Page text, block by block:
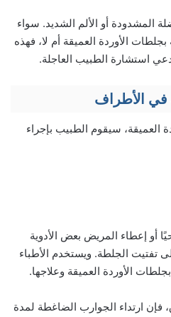
المشدودة أو الألم الشديد. سواء
الأوردة العميقة أم لا، فهذه
استشارة الطبيب العاجلة.
الأطراف
العميقة، سيقوم الطبيب بإجراء
أو إعطاء المريض بعض الأدوية
تفتيت الجلطة. ويستخدم الأطباء
الأوردة العميقة وعلاجها.
فإن ارتداء الجوارب الضاغطة لمدة